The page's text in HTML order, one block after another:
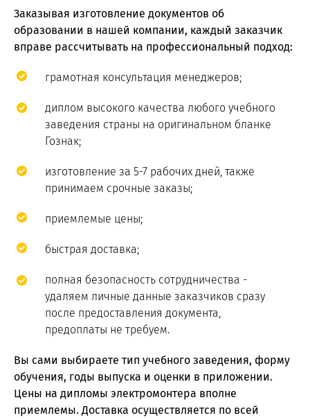
Заказывая изготовление документов об
образовании в нашей компании, каждый заказчик
вправе рассчитывать на профессиональный подход:
грамотная консультация менеджеров;
диплом высокого качества любого учебного
заведения страны на оригинальном бланке
Гознак;
изготовление за 5-7 рабочих дней, также
принимаем срочные заказы;
приемлемые цены;
быстрая доставка;
полная безопасность сотрудничества -
удаляем личные данные заказчиков сразу
после предоставления документа,
предоплаты не требуем.
Вы сами выбираете тип учебного заведения, форму
обучения, годы выпуска и оценки в приложении.
Цены на дипломы электромонтера вполне
приемлемы. Доставка осуществляется по всей